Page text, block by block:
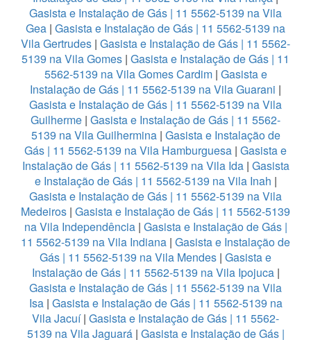
Gasista e Instalação de Gás | 11 5562-5139 na Vila
Gea | Gasista e Instalação de Gás | 11 5562-5139 na
Vila Gertrudes | Gasista e Instalação de Gás | 11 5562-
5139 na Vila Gomes | Gasista e Instalação de Gás | 11
5562-5139 na Vila Gomes Cardim| Gasista e
Instalação de Gás | 11 5562-5139 na Vila Guarani |
Gasista e Instalação de Gás | 11 5562-5139 na Vila
Guilherme | Gasista e Instalação de Gás | 11 5562-
5139 na Vila Guilhermina| Gasista e Instalação de
Gás | 11 5562-5139 na Vila Hamburguesa | Gasista e
Instalação de Gás | 11 5562-5139 na Vila Ida| Gasista
e Instalação de Gás | 11 5562-5139 na Vila Inah |
Gasista e Instalação de Gás | 11 5562-5139 na Vila
Medeiros | Gasista e Instalação de Gás | 11 5562-5139
na Vila Independência| Gasista e Instalação de Gás |
11 5562-5139 na Vila Indiana | Gasista e Instalação de
Gás | 11 5562-5139 na Vila Mendes | Gasista e
Instalação de Gás | 11 5562-5139 na Vila Ipojuca|
Gasista e Instalação de Gás | 11 5562-5139 na Vila
Isa| Gasista e Instalação de Gás | 11 5562-5139 na
Vila Jacuí| Gasista e Instalação de Gás | 11 5562-
5139 na Vila Jaguará| Gasista e Instalação de Gás |